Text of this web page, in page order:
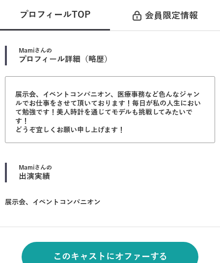
プロフィールTOP 会員限定情報
Mamiさんの
プロフィール詳細（略歴）
展示会、イベントコンパニオン、医療事務など色んなジャン
ルでお仕事をさせて頂いております！毎日が私の人生におい
て勉強です！美人時計を通じてモデルも挑戦してみたいで
す！
どうぞ宜しくお願い申し上げます！
Mamiさんの
出演実績
展示会、イベントコンパニオン
このキャストにオファーする